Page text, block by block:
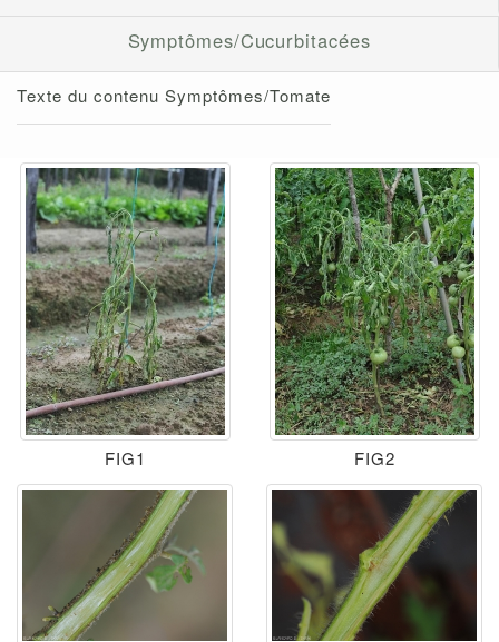
Symptômes/Cucurbitacées
Texte du contenu Symptômes/Tomate
FIG1 FIG2